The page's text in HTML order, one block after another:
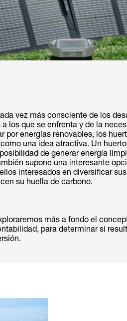
vez más consciente de los
los que se enfrenta y de la
por energías renovables, los
una idea atractiva. Un
de generar energía
supone una interesante
interesados en diversificar
su huella de carbono.
más a fondo el
para determinar si